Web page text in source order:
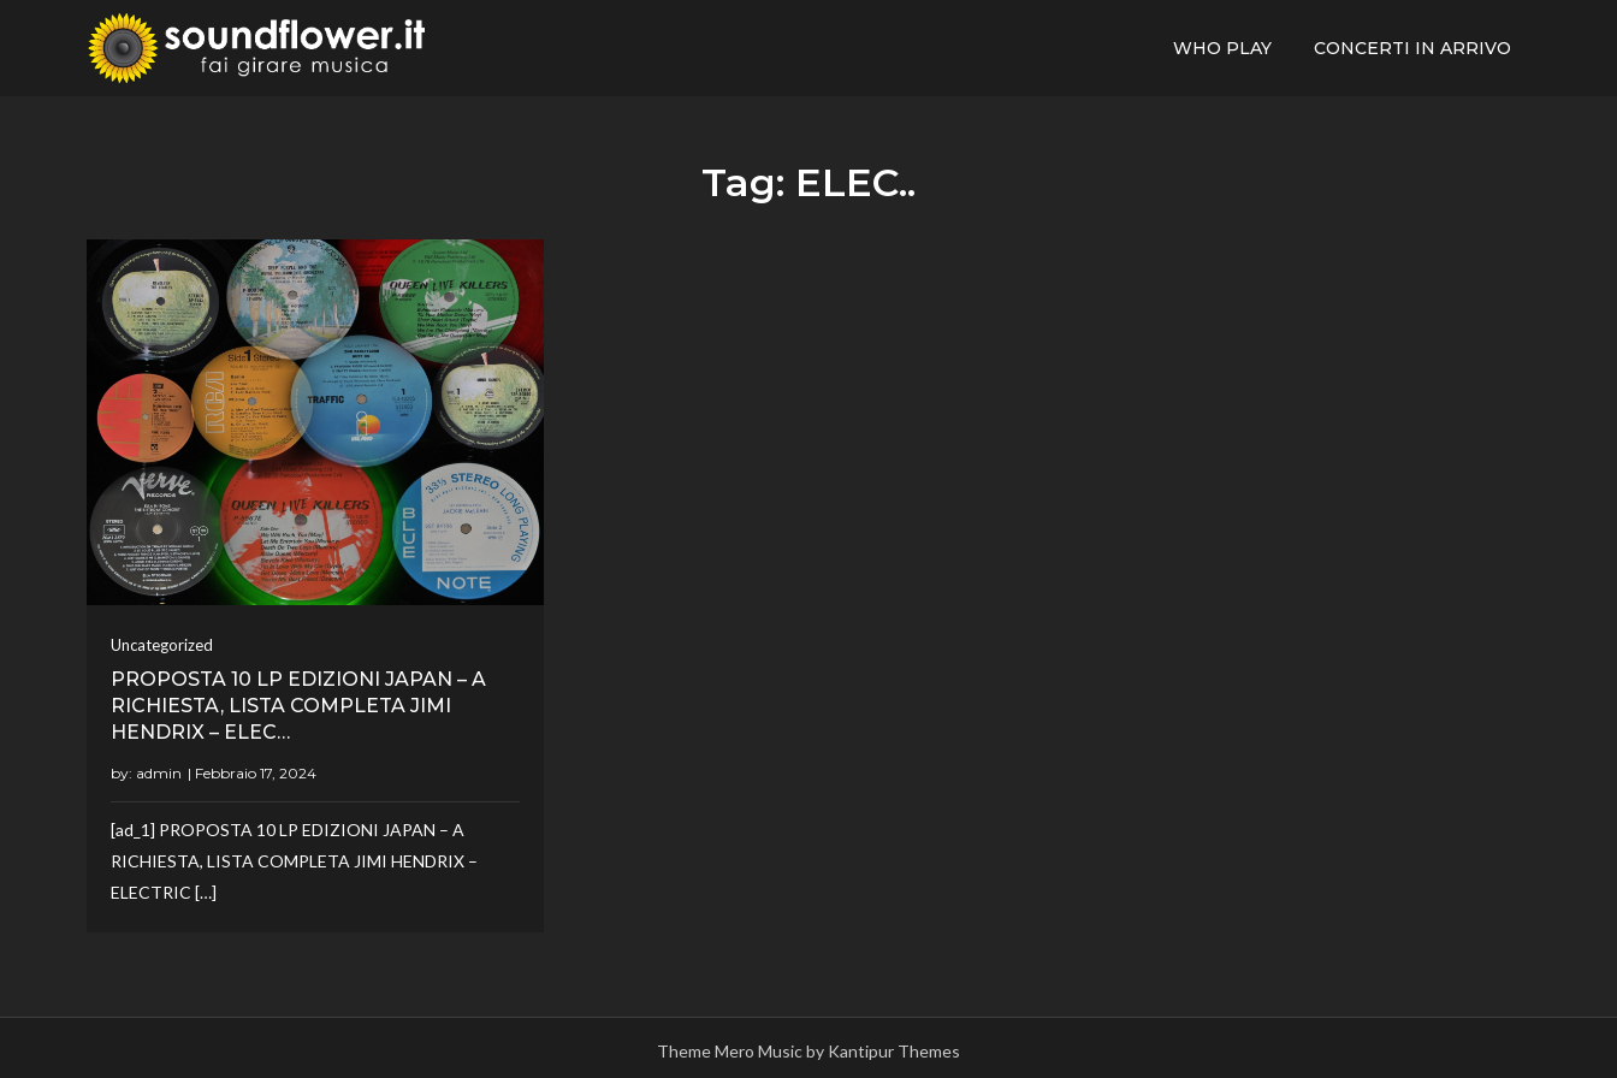
WHO PLAY CONCERTI IN ARRIVO
Tag: ELEC..
Uncategorized
PROPOSTA 10 LP EDIZIONI JAPAN – A
RICHIESTA, LISTA COMPLETA JIMI
HENDRIX – ELEC…
by: admin
[ad_1] PROPOSTA 10 LP EDIZIONI JAPAN – A
RICHIESTA, LISTA COMPLETA JIMI HENDRIX –
ELECTRIC […]
Theme Mero Music by Kantipur Themes